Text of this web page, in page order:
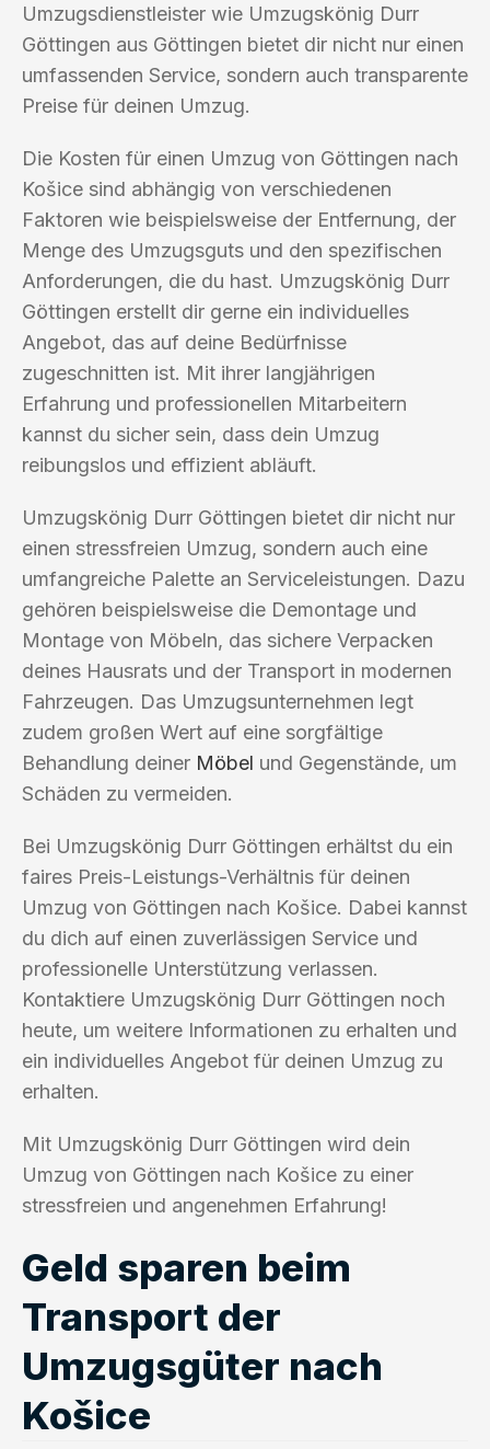
Umzugsdienstleister wie Umzugskönig Durr
Göttingen aus Göttingen bietet dir nicht nur einen
umfassenden Service, sondern auch transparente
Preise für deinen Umzug.
Die Kosten für einen Umzug von Göttingen nach
Košice sind abhängig von verschiedenen
Faktoren wie beispielsweise der Entfernung, der
Menge des Umzugsguts und den spezifischen
Anforderungen, die du hast. Umzugskönig Durr
Göttingen erstellt dir gerne ein individuelles
Angebot, das auf deine Bedürfnisse
zugeschnitten ist. Mit ihrer langjährigen
Erfahrung und professionellen Mitarbeitern
kannst du sicher sein, dass dein Umzug
reibungslos und effizient abläuft.
Umzugskönig Durr Göttingen bietet dir nicht nur
einen stressfreien Umzug, sondern auch eine
umfangreiche Palette an Serviceleistungen. Dazu
gehören beispielsweise die Demontage und
Montage von Möbeln, das sichere Verpacken
deines Hausrats und der Transport in modernen
Fahrzeugen. Das Umzugsunternehmen legt
zudem großen Wert auf eine sorgfältige
Behandlung deiner Möbel und Gegenstände, um
Schäden zu vermeiden.
Bei Umzugskönig Durr Göttingen erhältst du ein
faires Preis-Leistungs-Verhältnis für deinen
Umzug von Göttingen nach Košice. Dabei kannst
du dich auf einen zuverlässigen Service und
professionelle Unterstützung verlassen.
Kontaktiere Umzugskönig Durr Göttingen noch
heute, um weitere Informationen zu erhalten und
ein individuelles Angebot für deinen Umzug zu
erhalten.
Mit Umzugskönig Durr Göttingen wird dein
Umzug von Göttingen nach Košice zu einer
stressfreien und angenehmen Erfahrung!
Geld sparen beim
Transport der
Umzugsgüter nach
Košice